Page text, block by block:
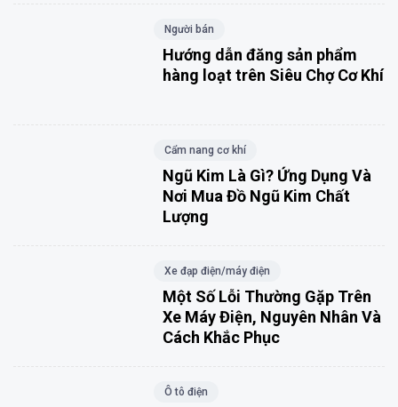
Người bán
Hướng dẫn đăng sản phẩm
hàng loạt trên Siêu Chợ Cơ Khí
Cẩm nang cơ khí
Ngũ Kim Là Gì? Ứng Dụng Và
Nơi Mua Đồ Ngũ Kim Chất
Lượng
Xe đạp điện/máy điện
Một Số Lỗi Thường Gặp Trên
Xe Máy Điện, Nguyên Nhân Và
Cách Khắc Phục
Ô tô điện